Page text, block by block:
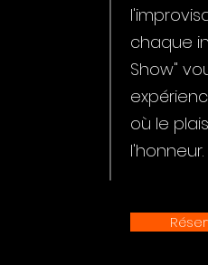
chaque
Show"
où le
l'honneur.